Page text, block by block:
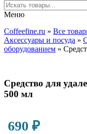
Меню
Coffeefine.ru » Все
Аксессуары и посуда »
оборудованием »
Средство для
500 мл
690 ₽